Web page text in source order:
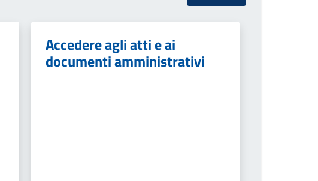
Accedere agli atti e ai
documenti amministrativi